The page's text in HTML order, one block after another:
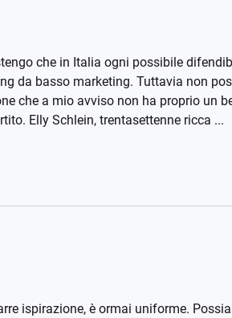
che in Italia ogni possibile
da basso marketing. Tuttavia non
che a mio avviso non ha proprio un
Elly Schlein, trentasettenne ricca ...
ispirazione, è ormai uniforme.